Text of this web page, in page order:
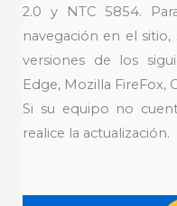
2.0 y NTC 5854.
navegación en el
versiones de los
Edge, Mozilla FireFox,
Si su equipo no
realice la actualización.